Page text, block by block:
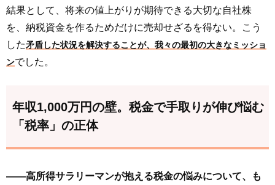
結果として、将来の値上がりが期待できる大切な自社株
を、納税資金を作るためだけに売却せざるを得ない。こう
した矛盾した状況を解決することが、我々の最初の大きなミッショ
ンでした。
年収1,000万円の壁。税金で手取りが伸び悩む
「税率」の正体
――高所得サラリーマンが抱える税金の悩みについて、も